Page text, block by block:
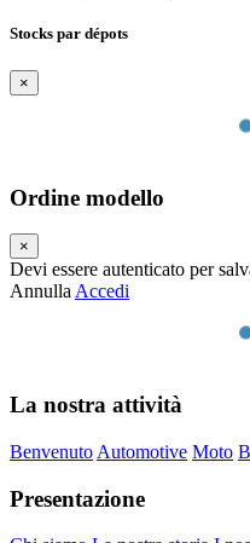
Stocks par dépots
×
Ordine modello
×
Devi essere autenticato per
Annulla Accedi
La nostra attività
Benvenuto Automotive Moto
Presentazione